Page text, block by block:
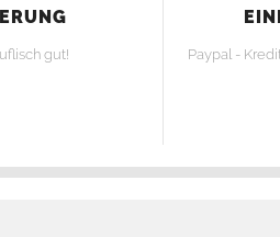
gut! Paypal -